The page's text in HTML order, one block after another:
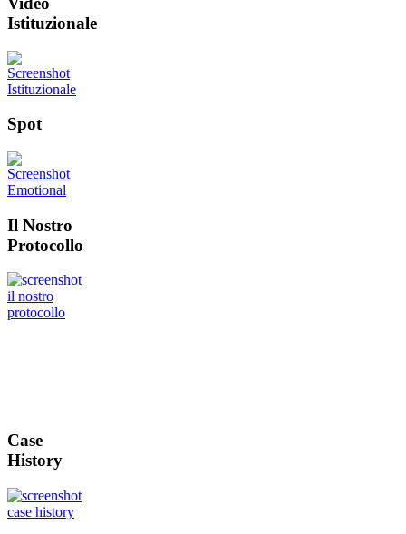
Istituzionale
Spot
Il Nostro
Protocollo
Case
History